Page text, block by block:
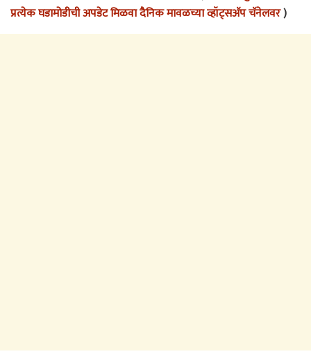
प्रत्येक घडामोडीची अपडेट मिळवा दैनिक मावळच्या व्हॉट्सअ‍ॅप चॅनेलवर)